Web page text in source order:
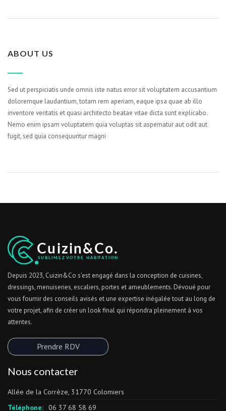
ABOUT US
Sed ut perspiciatis unde omnis iste natus error sit voluptatem accusantium
doloremque laudantium, totam rem aperiam, eaque ipsa quae ab illo
inventore veritatis et quasi architecto beatae vitae dicta sunt explicabo.
Nemo enim ipsam voluptatem quia voluptas sit aspernatur aut odit aut
fugit, sed quia consequuntur magni
Depuis 2023, Cuizin&Co s’est engagé dans la conception de cuisines,
dressings, menuiseries, escaliers, portes et ameublements. Dévoué pour
vous fournir des conseils avisés et une expertise inégalée tout au long de
votre projet, afin de créer un look final qui répondra pleinement à vos
attentes.
Prendre RDV
Nous contacter
Allée de la Corrèze, 31770 Colomiers
Téléphone: 06 37 68 58 69